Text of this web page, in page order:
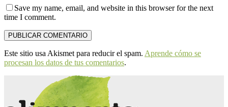
Save my name, email, and website in this browser for the next
time I comment.
Este sitio usa Akismet para reducir el spam. Aprende cómo se
procesan los datos de tus comentarios.